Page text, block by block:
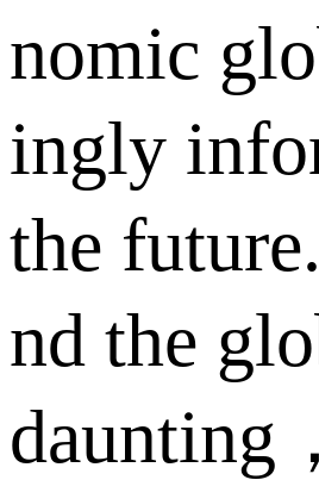
nomic
ingly
the
nd the
daunting